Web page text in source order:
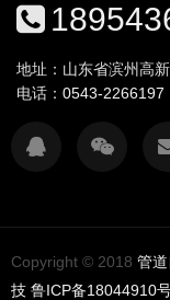
地址：山东省滨州高
电话： 0543-2266197
Copyright © 2018 管
技 鲁ICP备18044910